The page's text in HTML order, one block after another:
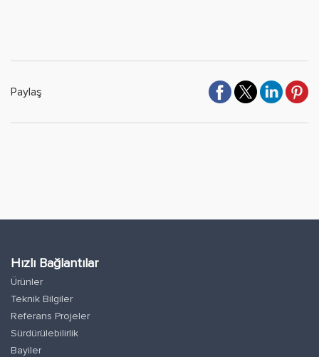
Paylaş
Hızlı Bağlantılar
Ürünler
Teknik Bilgiler
Referans Projeler
Sürdürülebilirlik
Bayiler